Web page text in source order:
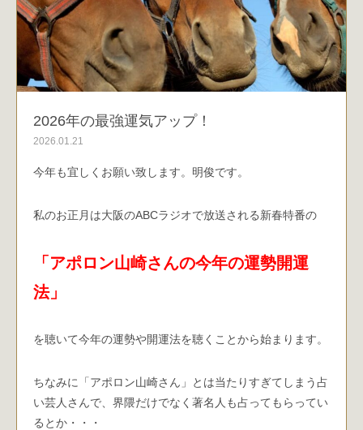
2026年の最強運気アップ！
2026.01.21
今年も宜しくお願い致します。明俊です。
私のお正月は大阪のABCラジオで放送される新春特番の
「アポロン山崎さんの今年の運勢開運
法」
を聴いて今年の運勢や開運法を聴くことから始まります。
ちなみに「アポロン山崎さん」とは当たりすぎてしまう占
い芸人さんで、界隈だけでなく著名人も占ってもらってい
るとか・・・